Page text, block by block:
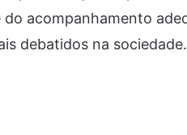
acompanhamento
debatidos na sociedade.